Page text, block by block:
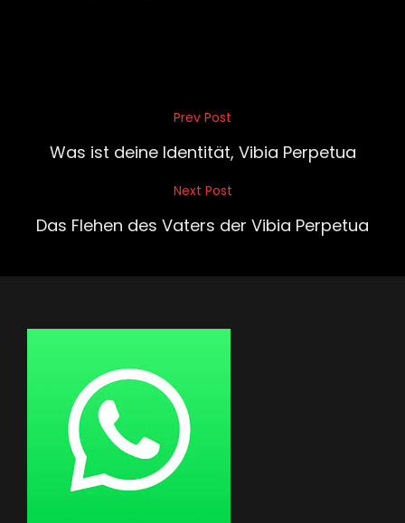
Beitragsnavigation
Post
Prev Post
Was ist deine Identität, Vibia Perpetua
Post
Next Post
Das Flehen des Vaters der Vibia Perpetua